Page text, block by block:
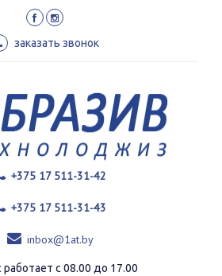
заказать звонок
+375 17 511-31-42
+375 17 511-31-43
inbox@1at.by
с 08.00 до 17.00